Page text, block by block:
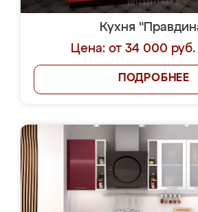
Кухня
Цена: от 34 000 руб.
ПОДРОБНЕЕ